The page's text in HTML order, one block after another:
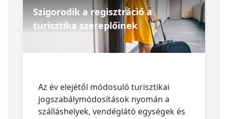
Szigorodik a regisztráció a
turisztika szereplőinek
Az év elejétől módosuló turisztikai
jogszabálymódosítások nyomán a
szálláshelyek, vendéglátó egységek és